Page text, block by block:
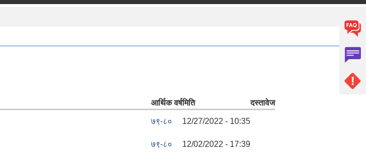
आर्थिक वर्षमिति दस्तावेज
७९-८० 12/27/2022 - 10:35
७९-८० 12/02/2022 - 17:39